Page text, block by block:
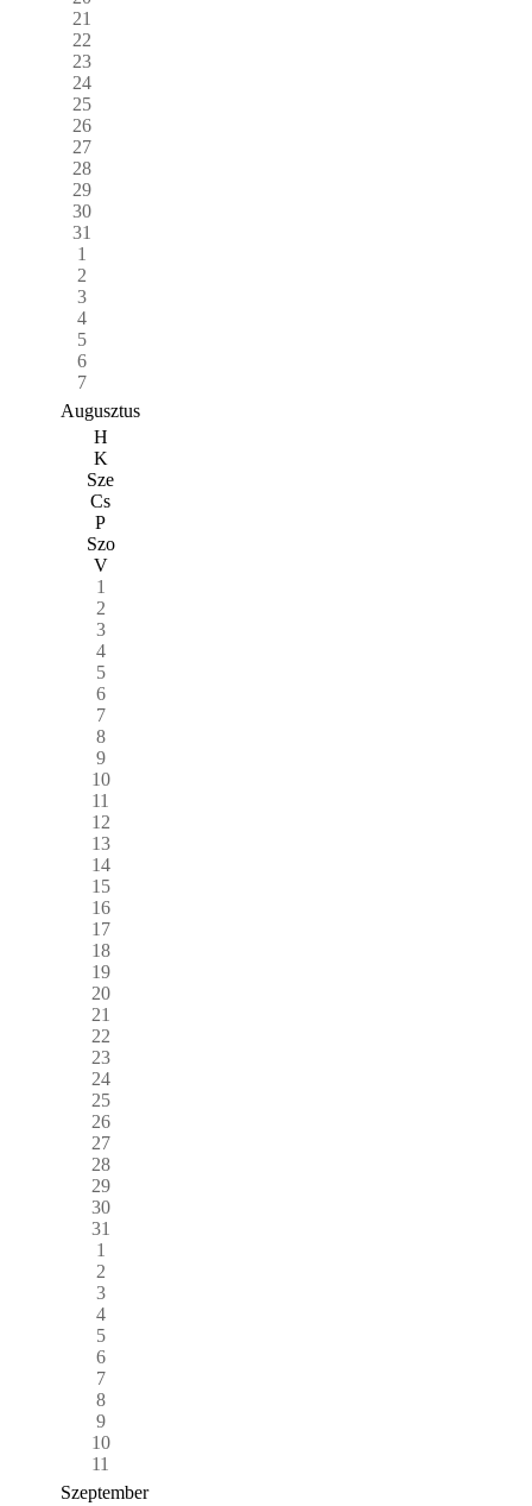
21
22
23
24
25
26
27
28
29
30
31
1
2
3
4
5
6
7
Augusztus
H
K
Sze
Cs
P
Szo
V
1
2
3
4
5
6
7
8
9
10
11
12
13
14
15
16
17
18
19
20
21
22
23
24
25
26
27
28
29
30
31
1
2
3
4
5
6
7
8
9
10
11
Szeptember